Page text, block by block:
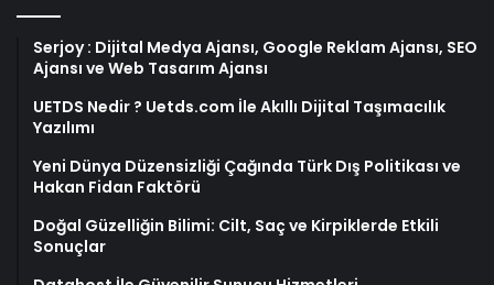
Serjoy : Dijital Medya Ajansı, Google Reklam Ajansı, SEO
Ajansı ve Web Tasarım Ajansı
UETDS Nedir ? Uetds.com İle Akıllı Dijital Taşımacılık
Yazılımı
Yeni Dünya Düzensizliği Çağında Türk Dış Politikası ve
Hakan Fidan Faktörü
Doğal Güzelliğin Bilimi: Cilt, Saç ve Kirpiklerde Etkili
Sonuçlar